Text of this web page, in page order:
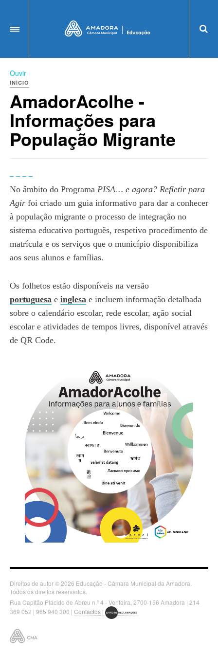
OFF CANVAS
Ouvir
INÍCIO
AmadorAcolhe -
Informações para
População Migrante
No âmbito do Programa PISA… e agora? Refletir para
Agir foi criado um guia informativo para dar a conhecer
à população migrante o processo de integração no
sistema educativo português, respetivo procedimento de
matrícula e os serviços que o município disponibiliza
aos seus alunos e famílias.
Os folhetos estão disponíveis na versão
portuguesa e inglesa e incluem informação detalhada
sobre o calendário escolar, rede escolar, ação social
escolar e atividades de tempos livres, disponível através
de QR Code.
Direitos de autor © 2026 Educação - Câmara Municipal da Amadora.
Todos os direitos reservados.
Rua Capitão Plácido de Abreu n.º 4 - Venteira, 2700-156 Amadora | 214
369 052 | 965 940 300 | Contactos |